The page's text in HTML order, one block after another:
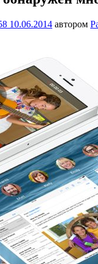
10.06.2014 автором